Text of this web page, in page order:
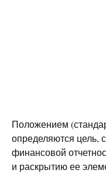
Положением
определяются цель,
финансовой
и раскрытию ее